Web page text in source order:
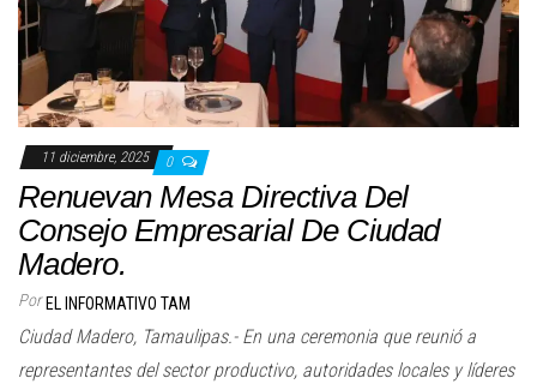
11 diciembre, 2025 0
Renuevan Mesa Directiva Del
Consejo Empresarial De Ciudad
Madero.
Por EL INFORMATIVO TAM
Ciudad Madero, Tamaulipas.- En una ceremonia que reunió a
representantes del sector productivo, autoridades locales y líderes